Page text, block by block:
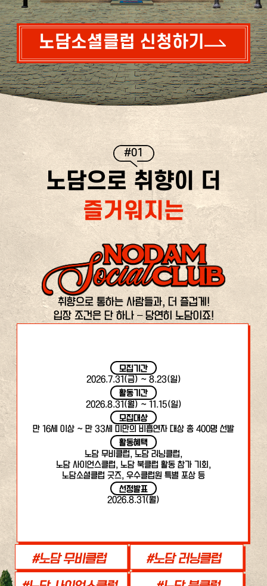
노담소셜클럽 신청하기
#01
노담으로 취향이 더
즐거워지는
취향으로 통하는 사람들과, 더 즐겁게!
입장 조건은 단 하나 – 당연히 노담이죠!
모집기간
2026.7.31(금) ~ 8.23(일)
활동기간
2026.8.31(월) ~ 11.15(일)
모집대상
만 16세 이상 ~ 만 33세 미만의 비흡연자 대상 총 400명 선발
활동혜택
노담 무비클럽, 노담 러닝클럽,
노담 사이언스클럽, 노담 북클럽 활동 참가 기회,
노담소셜클럽 굿즈, 우수클럽원 특별 포상 등
선정발표
2026.8.31(월)